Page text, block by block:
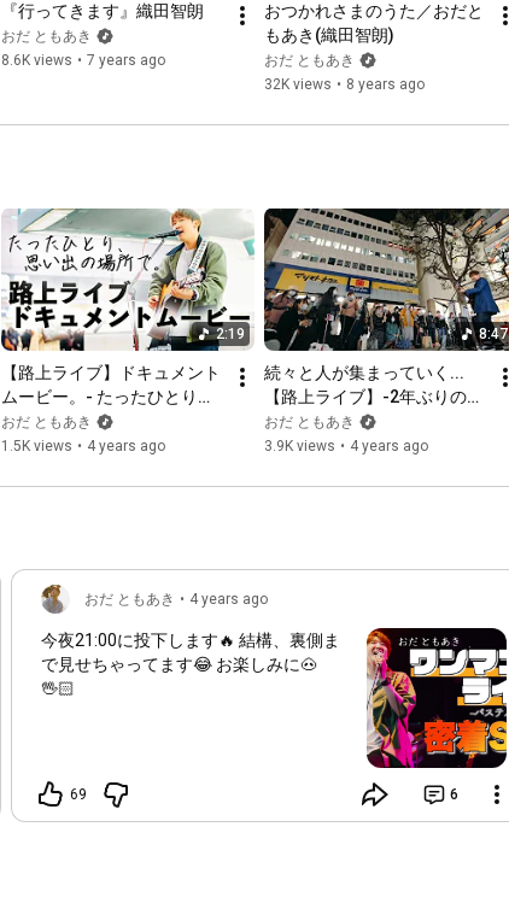
期待という名の荷物を
背負うほど僕らは
高まる心臓　揺れる緊張
宝物といつか呼べるから
それがいいのだ いいのだ
悔むことなんて 一つもない
だからいいのだ いいのだ
時には誰かを傷付けて
その度  心も傷付けて
夢は形を希望に変えて
これでいいのだ　いいのだ
それでいいのだ　いいのだ
三歩進んで二歩下がる
『行ってきます』織田智朗
おだ ともあき
8.6K views • 7 years ago
おつかれさまのうた／おだと
もあき(織田智朗)
おだ ともあき
32K views • 8 years ago
2:19
【路上ライブ】ドキュメント
ムービー。- たったひとり、
思い出の場所で - ※お知らせ
アリ
おだ ともあき
1.5K views • 4 years ago
8:47
続々と人が集まっていく...
【路上ライブ】-2年ぶりの本
厚木駅での路上ライブ。やっ
ぱり最高の場所でした -
おだ ともあき
3.9K views • 4 years ago
おだ ともあき • 4 years ago
今夜21:00に投下します🔥 結構、裏側ま
で見せちゃってます😂 お楽しみに🐽
🖖🏻
69 6